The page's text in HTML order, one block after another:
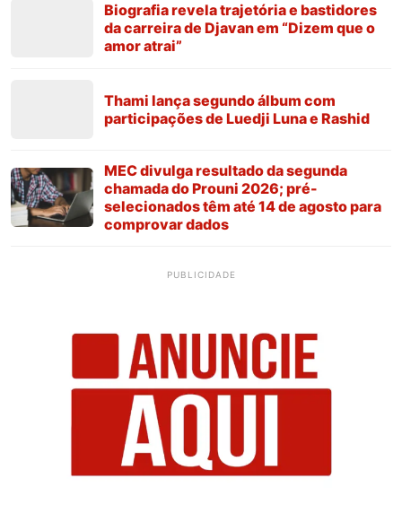
Biografia revela trajetória e bastidores
da carreira de Djavan em “Dizem que o
amor atrai”
Thami lança segundo álbum com
participações de Luedji Luna e Rashid
MEC divulga resultado da segunda
chamada do Prouni 2026; pré-
selecionados têm até 14 de agosto para
comprovar dados
PUBLICIDADE